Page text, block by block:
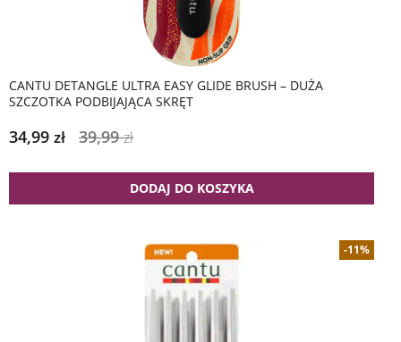
CANTU DETANGLE ULTRA EASY GLIDE BRUSH – DUŻA
SZCZOTKA PODBIJAJĄCA SKRĘT
34,99 zł 39,99zł
DODAJ DO KOSZYKA
-11%